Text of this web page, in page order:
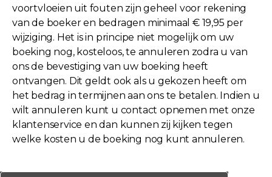
voortvloeien uit fouten zijn geheel voor rekening
van de boeker en bedragen minimaal € 19,95 per
wijziging. Het is in principe niet mogelijk om uw
boeking nog, kosteloos, te annuleren zodra u van
ons de bevestiging van uw boeking heeft
ontvangen. Dit geldt ook als u gekozen heeft om
het bedrag in termijnen aan ons te betalen. Indien u
wilt annuleren kunt u contact opnemen met onze
klantenservice en dan kunnen zij kijken tegen
welke kosten u de boeking nog kunt annuleren.